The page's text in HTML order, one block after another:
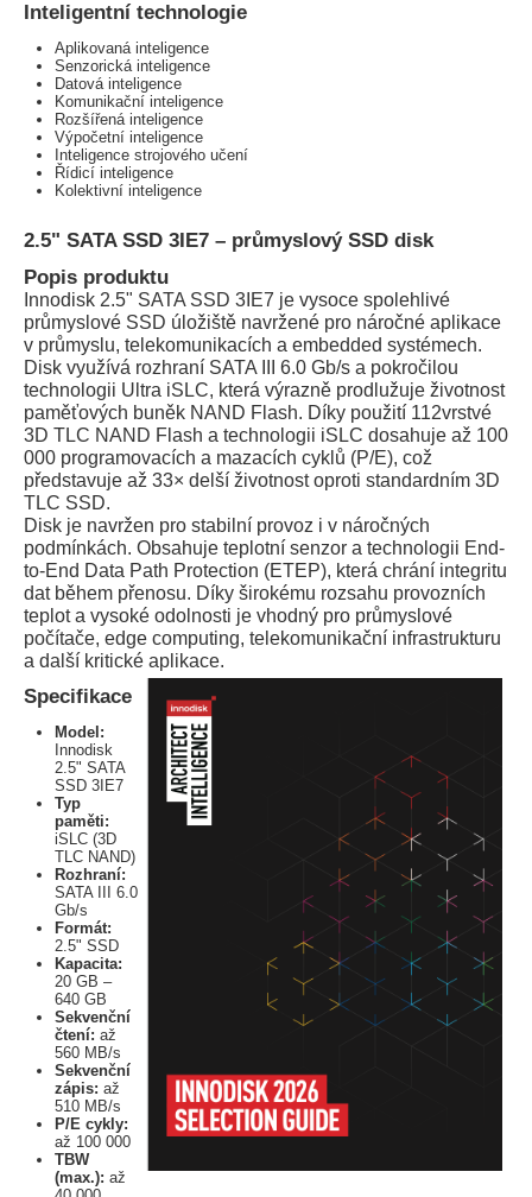
Inteligentní technologie
Aplikovaná inteligence
Senzorická inteligence
Datová inteligence
Komunikační inteligence
Rozšířená inteligence
Výpočetní inteligence
Inteligence strojového učení
Řídicí inteligence
Kolektivní inteligence
2.5" SATA SSD 3IE7 – průmyslový SSD disk
Popis produktu
Innodisk 2.5" SATA SSD 3IE7 je vysoce spolehlivé
průmyslové SSD úložiště navržené pro náročné aplikace
v průmyslu, telekomunikacích a embedded systémech.
Disk využívá rozhraní SATA III 6.0 Gb/s a pokročilou
technologii Ultra iSLC, která výrazně prodlužuje životnost
paměťových buněk NAND Flash. Díky použití 112vrstvé
3D TLC NAND Flash a technologii iSLC dosahuje až 100
000 programovacích a mazacích cyklů (P/E), což
představuje až 33× delší životnost oproti standardním 3D
TLC SSD.
Disk je navržen pro stabilní provoz i v náročných
podmínkách. Obsahuje teplotní senzor a technologii End-
to-End Data Path Protection (ETEP), která chrání integritu
dat během přenosu. Díky širokému rozsahu provozních
teplot a vysoké odolnosti je vhodný pro průmyslové
počítače, edge computing, telekomunikační infrastrukturu
a další kritické aplikace.
Specifikace
Model:
Innodisk
2.5" SATA
SSD 3IE7
Typ
paměti:
iSLC (3D
TLC NAND)
Rozhraní:
SATA III 6.0
Gb/s
Formát:
2.5" SSD
Kapacita:
20 GB –
640 GB
Sekvenční
čtení: až
560 MB/s
Sekvenční
zápis: až
510 MB/s
P/E cykly:
až 100 000
TBW
(max.): až